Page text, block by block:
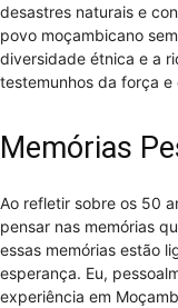
desastres naturais e
povo moçambicano
diversidade étnica e a
testemunhos da força
Memórias
Ao refletir sobre os 50
pensar nas memórias
essas memórias estão
esperança. Eu,
experiência em